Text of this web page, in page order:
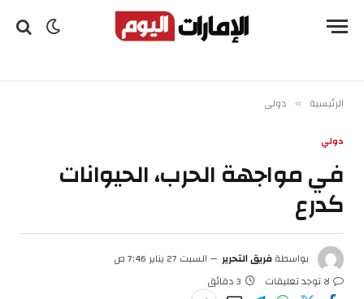
الرئيسية » دولي
دولي
في مواجهة الحرب، الحيوانات
كدرع
بواسطةفريق التحرير
السبت 27 يناير 7:46 ص
لا توجد تعليقات
3 دقائق